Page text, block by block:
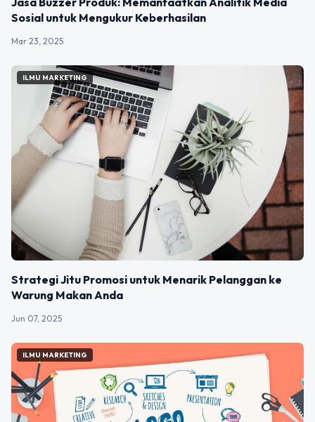
Sosial untuk Mengukur Keberhasilan
Mar 23, 2025
ILMU MARKETING
Strategi Jitu Promosi untuk Menarik Pelanggan ke
Warung Makan Anda
Jun 07, 2025
ILMU MARKETING